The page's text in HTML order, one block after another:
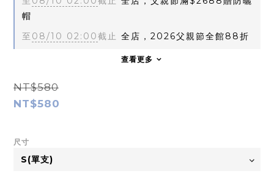
帽
至 08/10 02:00截止 全店，2026父親節全館88折
查看更多
NT$580
NT$580
尺寸